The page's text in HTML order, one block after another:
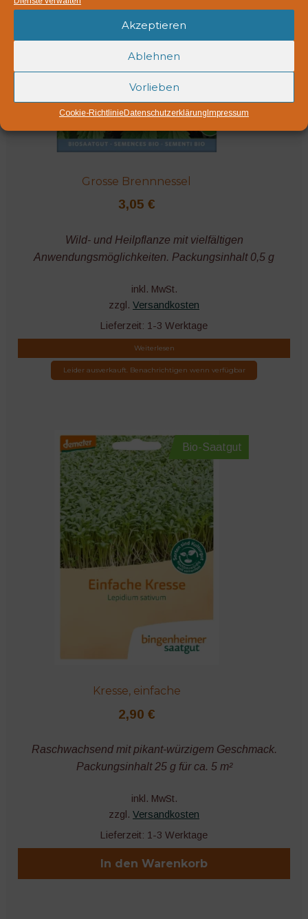
Akzeptieren
Ablehnen
Vorlieben
Cookie-RichtlinieDatenschutzerklärung Impressum
Grosse Brennnessel
3,05 €
Wild- und Heilpflanze mit vielfältigen
Anwendungsmöglichkeiten. Packungsinhalt 0,5 g
inkl. MwSt.
zzgl. Versandkosten
Lieferzeit: 1-3 Werktage
Weiterlesen
Leider ausverkauft. Benachrichtigen wenn verfügbar
Bio-Saatgut
Kresse, einfache
2,90 €
Raschwachsend mit pikant-würzigem Geschmack.
Packungsinhalt 25 g für ca. 5 m²
inkl. MwSt.
zzgl. Versandkosten
Lieferzeit: 1-3 Werktage
In den Warenkorb